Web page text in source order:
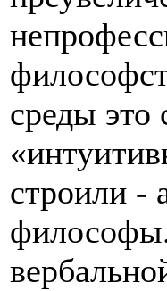
среды это
строили -
философы.